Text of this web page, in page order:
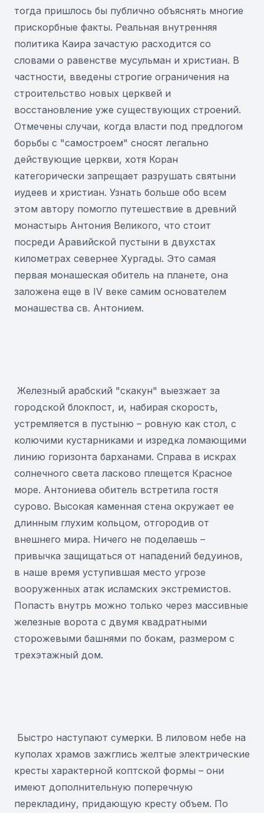
тогда пришлось бы публично объяснять многие
прискорбные факты. Реальная внутренняя
политика Каира зачастую расходится со
словами о равенстве мусульман и христиан. В
частности, введены строгие ограничения на
строительство новых церквей и
восстановление уже существующих строений.
Отмечены случаи, когда власти под предлогом
борьбы с "самостроем" сносят легально
действующие церкви, хотя Коран
категорически запрещает разрушать святыни
иудеев и христиан. Узнать больше обо всем
этом автору помогло путешествие в древний
монастырь Антония Великого, что стоит
посреди Аравийской пустыни в двухстах
километрах севернее Хургады. Это самая
первая монашеская обитель на планете, она
заложена еще в IV веке самим основателем
монашества св. Антонием.
Железный арабский "скакун" выезжает за
городской блокпост, и, набирая скорость,
устремляется в пустыню – ровную как стол, с
колючими кустарниками и изредка ломающими
линию горизонта барханами. Справа в искрах
солнечного света ласково плещется Красное
море. Антониева обитель встретила гостя
сурово. Высокая каменная стена окружает ее
длинным глухим кольцом, отгородив от
внешнего мира. Ничего не поделаешь –
привычка защищаться от нападений бедуинов,
в наше время уступившая место угрозе
вооруженных атак исламских экстремистов.
Попасть внутрь можно только через массивные
железные ворота с двумя квадратными
сторожевыми башнями по бокам, размером с
трехэтажный дом.
Быстро наступают сумерки. В лиловом небе на
куполах храмов зажглись желтые электрические
кресты характерной коптской формы – они
имеют дополнительную поперечную
перекладину, придающую кресту объем. По